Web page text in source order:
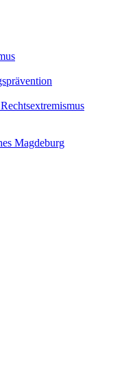
Magdeburg